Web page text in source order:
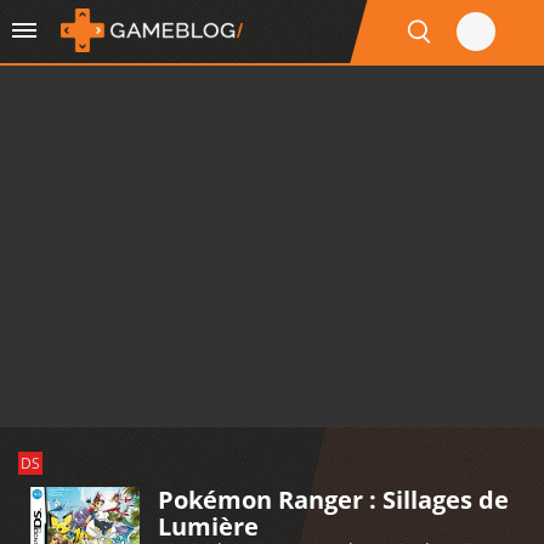
DS
Pokémon Ranger : Sillages de
Lumière